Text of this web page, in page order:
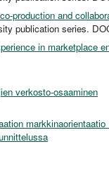
production and
publication series.
in marketplace
verkosto-osaaminen